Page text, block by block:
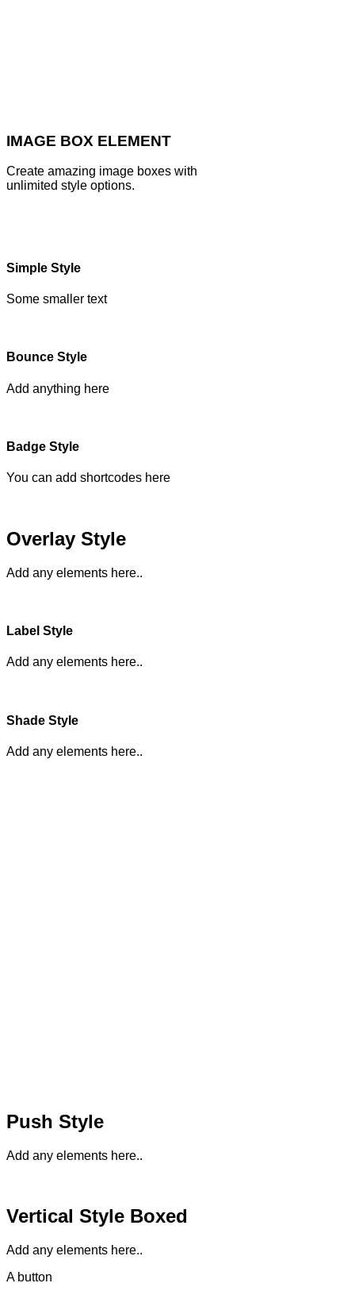
IMAGE BOX ELEMENT
Create amazing image boxes with
unlimited style options.
Simple Style
Some smaller text
Bounce Style
Add anything here
Badge Style
You can add shortcodes here
Overlay Style
Add any elements here..
Label Style
Add any elements here..
Shade Style
Add any elements here..
Push Style
Add any elements here..
Vertical Style Boxed
Add any elements here..
A button